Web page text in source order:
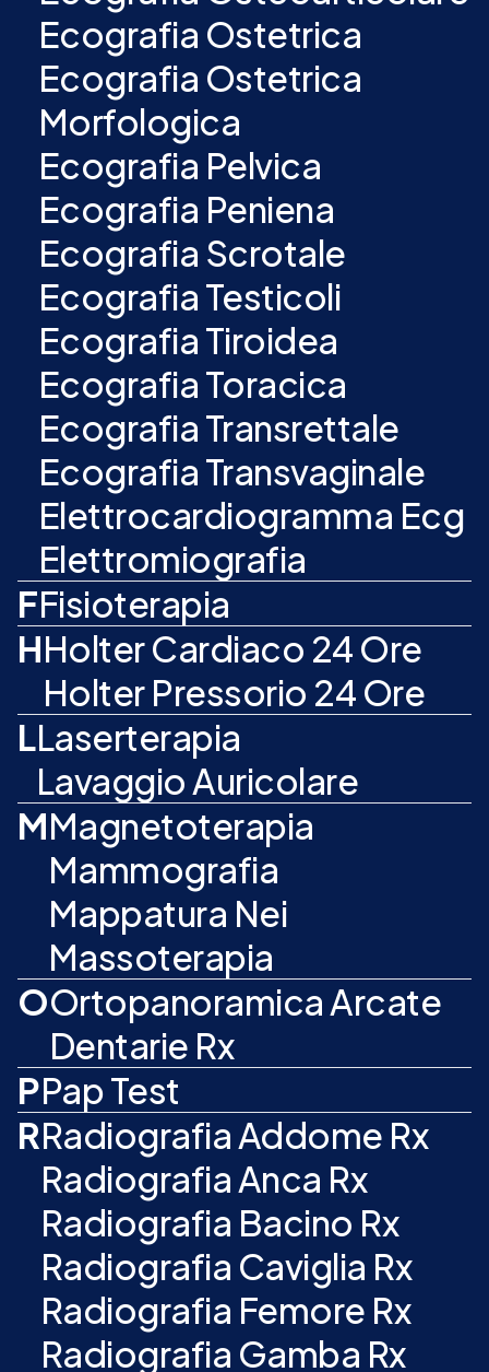
Ecografia Ostetrica
Ecografia Ostetrica
Morfologica
Ecografia Pelvica
Ecografia Peniena
Ecografia Scrotale
Ecografia Testicoli
Ecografia Tiroidea
Ecografia Toracica
Ecografia Transrettale
Ecografia Transvaginale
Elettrocardiogramma Ecg
Elettromiografia
FFisioterapia
HHolter Cardiaco 24 Ore
Holter Pressorio 24 Ore
LLaserterapia
Lavaggio Auricolare
MMagnetoterapia
Mammografia
Mappatura Nei
Massoterapia
OOrtopanoramica Arcate
Dentarie Rx
PPap Test
RRadiografia Addome Rx
Radiografia Anca Rx
Radiografia Bacino Rx
Radiografia Caviglia Rx
Radiografia Femore Rx
Radiografia Gamba Rx